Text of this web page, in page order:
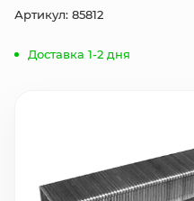
В корзину
Артикул: 85812
Доставка 1-2 дня